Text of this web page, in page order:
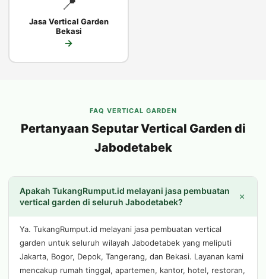
Jasa Vertical Garden
Bekasi
→
FAQ VERTICAL GARDEN
Pertanyaan Seputar Vertical Garden di
Jabodetabek
Apakah TukangRumput.id melayani jasa pembuatan
vertical garden di seluruh Jabodetabek?
+
Ya. TukangRumput.id melayani jasa pembuatan vertical
garden untuk seluruh wilayah Jabodetabek yang meliputi
Jakarta, Bogor, Depok, Tangerang, dan Bekasi. Layanan kami
mencakup rumah tinggal, apartemen, kantor, hotel, restoran,